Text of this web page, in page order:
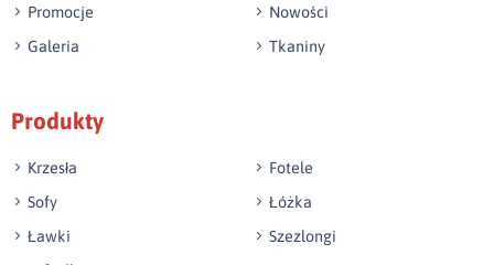
Promocje
Nowości
Galeria
Tkaniny
Produkty
Krzesła
Fotele
Sofy
Łóżka
Ławki
Szezlongi